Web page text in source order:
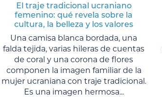
El traje tradicional ucraniano
femenino: qué revela sobre la
cultura, la belleza y los valores
Una camisa blanca bordada, una
falda tejida, varias hileras de cuentas
de coral y una corona de flores
componen la imagen familiar de la
mujer ucraniana con traje tradicional.
Es una imagen hermosa...